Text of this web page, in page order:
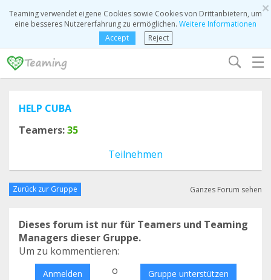
×
Teaming verwendet eigene Cookies sowie Cookies von Drittanbietern, um
eine besseres Nutzererfahrung zu ermöglichen. Weitere Informationen
Accept
Reject
☰
HELP CUBA
Teamers:35
Teilnehmen
Zurück zur Gruppe Ganzes Forum sehen
Dieses forum ist nur für Teamers und Teaming
Managers dieser Gruppe.
Um zu kommentieren:
Anmelden o Gruppe unterstützen